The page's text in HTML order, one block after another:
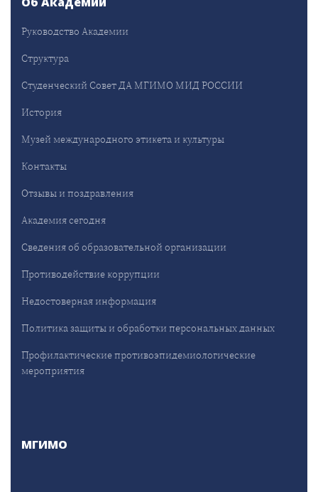
Руководство Академии
Структура
Студенческий Совет ДА МГИМО МИД РОССИИ
История
Музей международного этикета и культуры
Контакты
Отзывы и поздравления
Академия сегодня
Сведения об образовательной организации
Противодействие коррупции
Недостоверная информация
Политика защиты и обработки персональных данных
Профилактические противоэпидемиологические
мероприятия
МГИМО